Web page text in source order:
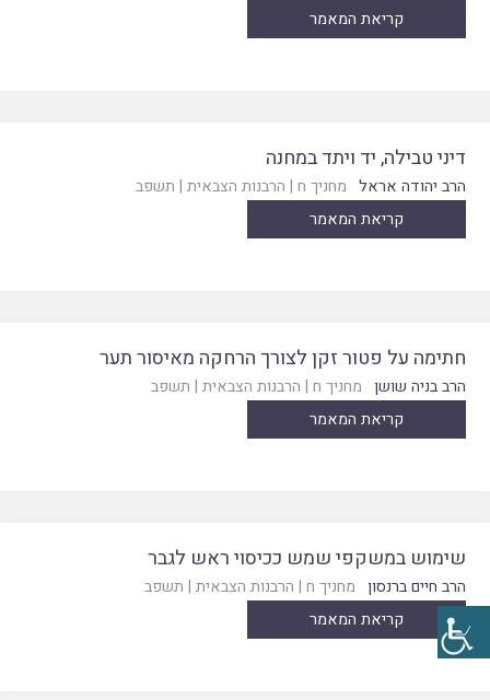
קריאת המאמר
דיני טבילה, יד ויתד במחנה
הרב יהודה אראל מחניך ח | הרבנות הצבאית | תשפב
קריאת המאמר
חתימה על פטור זקן לצורך הרחקה מאיסור תער
הרב בניה שושן מחניך ח | הרבנות הצבאית | תשפב
קריאת המאמר
שימוש במשקפי שמש ככיסוי ראש לגבר
הרב חיים ברנסון מחניך ח | הרבנות הצבאית | תשפב
קריאת המאמר